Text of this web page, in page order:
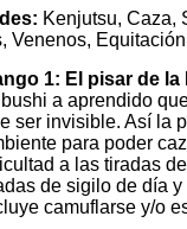
Kenjutsu, Caza,
Venenos,
1: El pisar de la
a aprendido
ser invisible. Así la
para poder
a las tiradas
de sigilo de día
camuflarse y/o